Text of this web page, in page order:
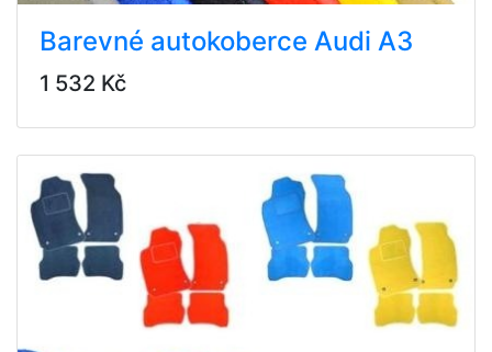
Barevné autokoberce Audi A3
1 532 Kč